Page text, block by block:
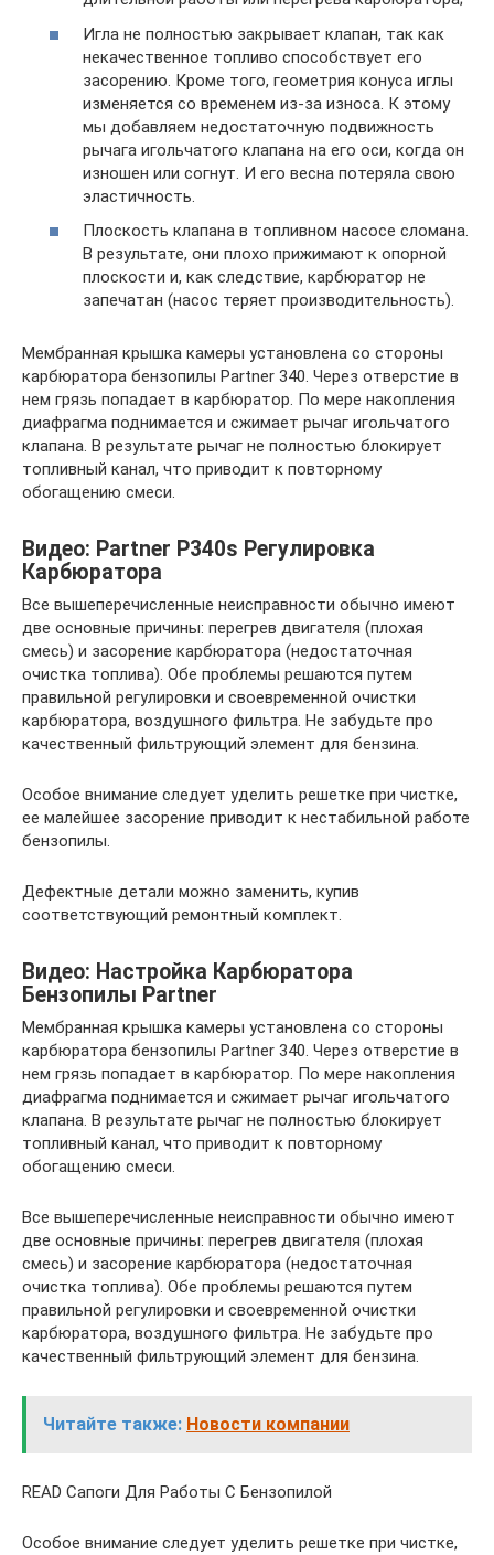
Игла не полностью закрывает клапан, так как
некачественное топливо способствует его
засорению. Кроме того, геометрия конуса иглы
изменяется со временем из-за износа. К этому
мы добавляем недостаточную подвижность
рычага игольчатого клапана на его оси, когда он
изношен или согнут. И его весна потеряла свою
эластичность.
Плоскость клапана в топливном насосе сломана.
В результате, они плохо прижимают к опорной
плоскости и, как следствие, карбюратор не
запечатан (насос теряет производительность).
Мембранная крышка камеры установлена ​​со стороны
карбюратора бензопилы Partner 340. Через отверстие в
нем грязь попадает в карбюратор. По мере накопления
диафрагма поднимается и сжимает рычаг игольчатого
клапана. В результате рычаг не полностью блокирует
топливный канал, что приводит к повторному
обогащению смеси.
Видео: Partner P340s Регулировка
Карбюратора
Все вышеперечисленные неисправности обычно имеют
две основные причины: перегрев двигателя (плохая
смесь) и засорение карбюратора (недостаточная
очистка топлива). Обе проблемы решаются путем
правильной регулировки и своевременной очистки
карбюратора, воздушного фильтра. Не забудьте про
качественный фильтрующий элемент для бензина.
Особое внимание следует уделить решетке при чистке,
ее малейшее засорение приводит к нестабильной работе
бензопилы.
Дефектные детали можно заменить, купив
соответствующий ремонтный комплект.
Видео: Настройка Карбюратора
Бензопилы Partner
Мембранная крышка камеры установлена ​​со стороны
карбюратора бензопилы Partner 340. Через отверстие в
нем грязь попадает в карбюратор. По мере накопления
диафрагма поднимается и сжимает рычаг игольчатого
клапана. В результате рычаг не полностью блокирует
топливный канал, что приводит к повторному
обогащению смеси.
Все вышеперечисленные неисправности обычно имеют
две основные причины: перегрев двигателя (плохая
смесь) и засорение карбюратора (недостаточная
очистка топлива). Обе проблемы решаются путем
правильной регулировки и своевременной очистки
карбюратора, воздушного фильтра. Не забудьте про
качественный фильтрующий элемент для бензина.
Читайте также: Новости компании
READ Сапоги Для Работы С Бензопилой
Особое внимание следует уделить решетке при чистке,